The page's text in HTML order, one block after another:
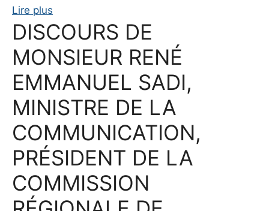
Lire plus
DISCOURS DE
MONSIEUR RENÉ
EMMANUEL SADI,
MINISTRE DE LA
COMMUNICATION,
PRÉSIDENT DE LA
COMMISSION